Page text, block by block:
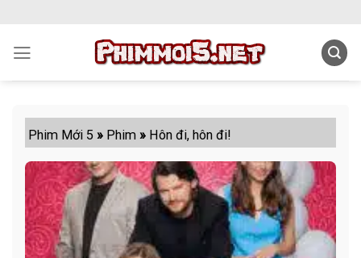
content
Phim Mới 5 » Phim » Hôn đi, hôn đi!